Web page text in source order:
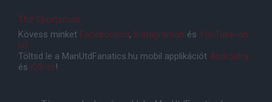
The Sportsman
Kövess minket Facebookon, Instagramon és YouTube-on
is!
Töltsd le a ManUtdFanatics.hu mobil applikációt Androidra
és iOS-re!